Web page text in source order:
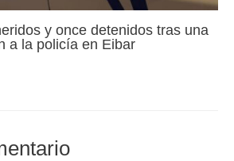
y once detenidos tras una
a la policía en Eibar